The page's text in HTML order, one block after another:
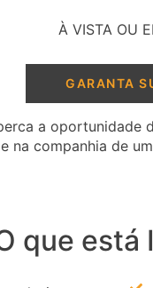
À VISTA OU
GARANTA
a oportunidade
na companhia de
que está